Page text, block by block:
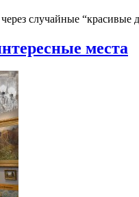
случайные
места